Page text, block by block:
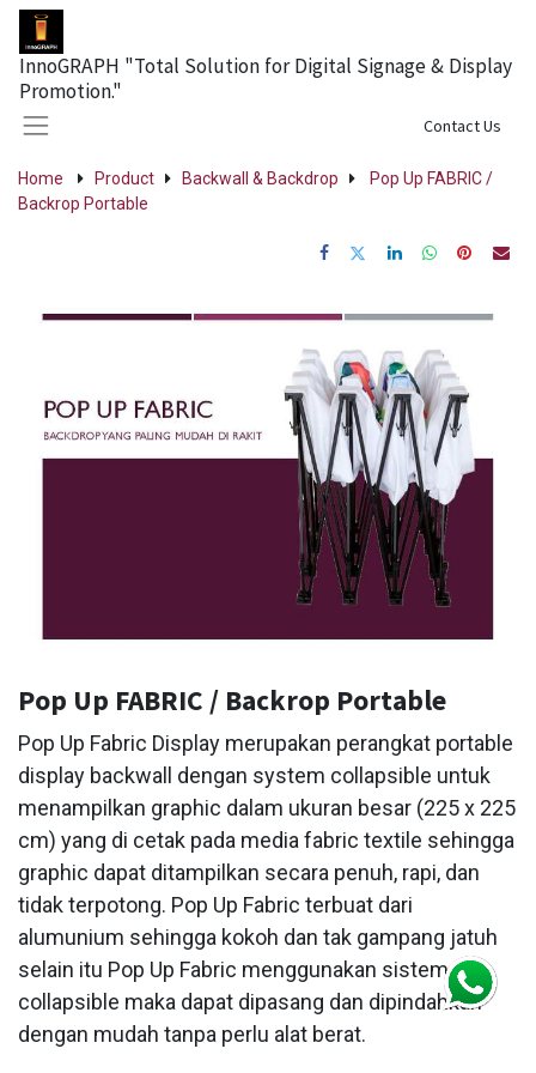
InnoGRAPH "Total Solution for Digital Signage & Display
Promotion."
Contact Us
Home Product Backwall & Backdrop
Pop Up FABRIC /
Backrop Portable
Pop Up FABRIC / Backrop Portable
Pop Up Fabric Display merupakan perangkat portable
display backwall dengan system collapsible untuk
menampilkan graphic dalam ukuran besar (225 x 225
cm) yang di cetak pada media fabric textile sehingga
graphic dapat ditampilkan secara penuh, rapi, dan
tidak terpotong. Pop Up Fabric terbuat dari
alumunium sehingga kokoh dan tak gampang jatuh
selain itu Pop Up Fabric menggunakan sistem
collapsible maka dapat dipasang dan dipindahkan
dengan mudah tanpa perlu alat berat.